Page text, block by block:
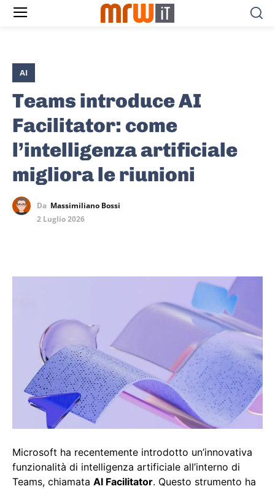
AI
Teams introduce AI
Facilitator: come
l’intelligenza artificiale
migliora le riunioni
Da Massimiliano Bossi
2 Luglio 2026
Microsoft ha recentemente introdotto un’innovativa
funzionalità di intelligenza artificiale all’interno di
Teams, chiamata AI Facilitator. Questo strumento ha